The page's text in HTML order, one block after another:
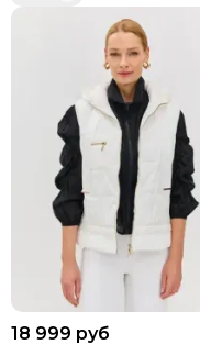
18 999 руб